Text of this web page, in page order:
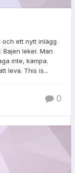
och ett nytt inlägg
leker. Man
inte, kämpa.
leva. This is...
0